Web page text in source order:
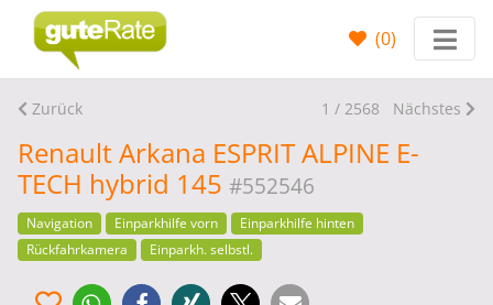
(0)
Zurück 1 / 2568 Nächstes
Renault Arkana ESPRIT ALPINE E-
TECH hybrid 145 #552546
Navigation Einparkhilfe vorn
Einparkhilfe hinten
Rückfahrkamera
Einparkh. selbstl.